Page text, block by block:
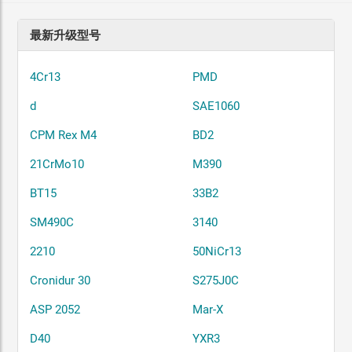
最新升级型号
4Cr13 PMD
d SAE1060
CPM Rex M4 BD2
21CrMo10 M390
BT15 33B2
SM490C 3140
2210 50NiCr13
Cronidur 30 S275J0C
ASP 2052 Mar-X
D40 YXR3